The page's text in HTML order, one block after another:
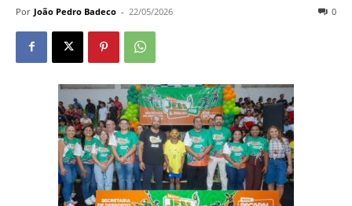
Por João Pedro Badeco - 22/05/2026 0